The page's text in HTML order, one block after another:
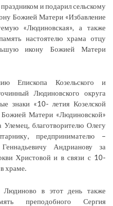
и подарил сельскому
Божией Матери «Избавление
«Людиновская», а также
настоятелю храма отцу
икону Божией Матери
Епископа Козельского и
Людиновского округа
знаки «10- летия Козелской
Матери «Людиновской»
благотворителю Олегу
предпринимателю –
Андрианову за
Христовой и в связи с 10-
храме.
в этот день также
преподобного Сергия